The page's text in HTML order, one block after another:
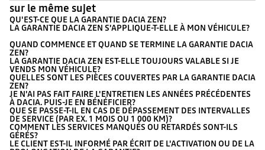
sur le même sujet
QU'EST-CE QUE LA GARANTIE DACIA ZEN?
LA GARANTIE DACIA ZEN S'APPLIQUE-T-ELLE À MON VÉHICULE?
QUAND COMMENCE ET QUAND SE TERMINE LA GARANTIE DACIA
ZEN?
LA GARANTIE DACIA ZEN EST-ELLE TOUJOURS VALABLE SI JE
VENDS MON VÉHICULE?
QUELLES SONT LES PIÈCES COUVERTES PAR LA GARANTIE DACIA
ZEN?
JE N'AI PAS FAIT FAIRE L'ENTRETIEN LES ANNÉES PRÉCÉDENTES
À DACIA. PUIS-JE EN BÉNÉFICIER?
QUE SE PASSE-T-IL EN CAS DE DÉPASSEMENT DES INTERVALLES
DE SERVICE (PAR EX. 1 MOIS OU 1 000 KM)?
COMMENT LES SERVICES MANQUÉS OU RETARDÉS SONT-ILS
GÉRÉS?
LE CLIENT EST-IL INFORMÉ PAR ÉCRIT DE L'ACTIVATION OU DE LA